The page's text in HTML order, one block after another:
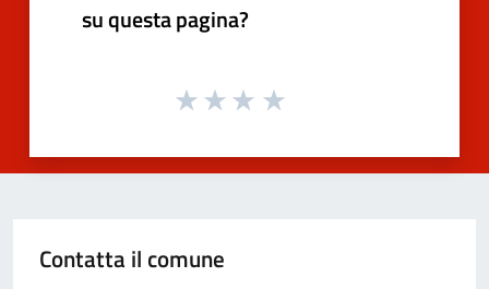
su questa pagina?
Contatta il comune